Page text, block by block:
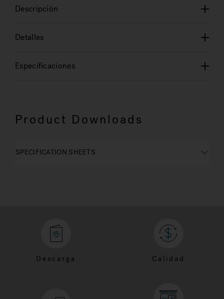
Descripción
Detalles
Especificaciones
Product Downloads
SPECIFICATION SHEETS
Descarga Calidad